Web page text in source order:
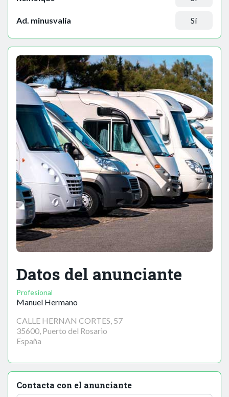
Ad. minusvalía Sí
Datos del anunciante
Profesional
Manuel Hermano
CALLE HERNAN CORTES, 57
35600, Puerto del Rosario
España
Contacta con el anunciante